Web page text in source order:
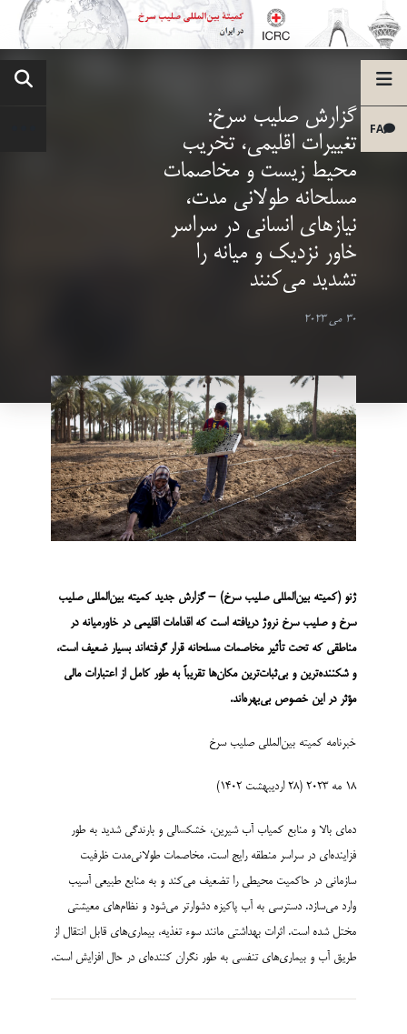
FA
گزارش صلیب سرخ:
تغییرات اقلیمی، تخریب
محیط زیست و مخاصمات
مسلحانه طولانی مدت،
نیازهای انسانی در سراسر
خاور نزدیک و میانه را
تشدید می‌کنند
30 می 2023
ژنو (کمیته بین‌­المللی صلیب سرخ) – گزارش جدید کمیته بین‌المللی صلیب
سرخ و صلیب سرخ نروژ دریافته است که اقدامات اقلیمی در خاورمیانه در
مناطقی که تحت تأثیر مخاصمات مسلحانه قرار گرفته‌اند بسیار ضعیف است،
و شکننده‌ترین و بی‌ثبات‌ترین مکان‌ها تقریباً به طور کامل از اعتبارات مالی
مؤثر در این خصوص بی­‌بهره‌اند.
خبرنامه کمیته بین‌­المللی صلیب سرخ
18 مه 2023 (28 اردیبهشت 1402)
دمای بالا و منابع کمیاب آب شیرین، خشکسالی و بارندگی شدید به طور
فزاینده‌­ای در سراسر منطقه رایج است. مخاصمات طولانی‌­مدت ظرفیت
سازمانی در حاکمیت محیطی را تضعیف می‌­کند و به منابع طبیعی آسیب
وارد می‌­سازد. دسترسی به آب پاکیزه دشوارتر می‌­شود و نظام‌­های معیشتی
مختل شده است. اثرات بهداشتی مانند سوء تغذیه، بیماری­‌های قابل انتقال از
طریق آب و بیماری‌­های تنفسی به طور نگران کننده‌ای در حال افزایش است.